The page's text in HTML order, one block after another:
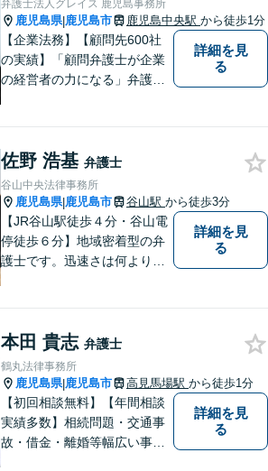
相談も対応可能】
弁護士法人グレイス 鹿児島事務所
鹿児島県|鹿児島市 鹿児島中央駅 から徒歩1分
【企業法務】【顧問先600社
の実績】「顧問弁護士が企業
の経営者の力になる」弁護士
詳細を見
る
佐野 浩基 弁護士
谷山中央法律事務所
鹿児島県|鹿児島市 谷山駅 から徒歩3分
【JR谷山駅徒歩４分・谷山電
停徒歩６分】地域密着型の弁
護士です。迅速さは何よりの
詳細を見
る
本田 貴志 弁護士
鶴丸法律事務所
鹿児島県|鹿児島市 高見馬場駅 から徒歩1分
【初回相談無料】【年間相談
実績多数】相続問題・交通事
故・借金・離婚等幅広い事件
詳細を見
る